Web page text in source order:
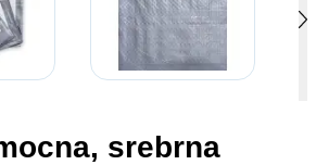
srebrna